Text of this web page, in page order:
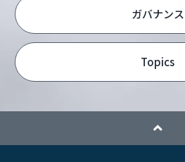
ガバナンス
Topics